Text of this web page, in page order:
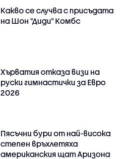
Какво се случва с присъдата
на Шон "Диди" Комбс
Хърватия отказа визи на
руски гимнастички за Евро
2026
Пясъчни бури от най-висока
степен връхлетяха
американския щат Аризона